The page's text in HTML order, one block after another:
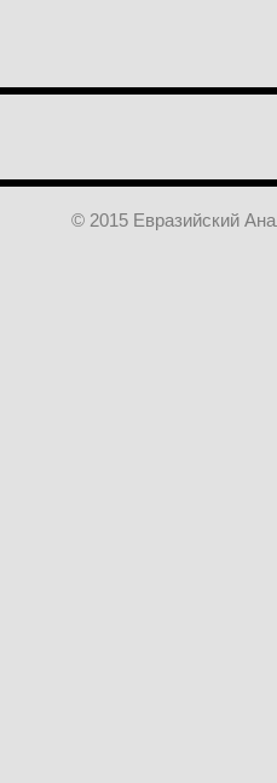
© 2015 Евразийский